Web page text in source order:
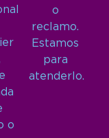
o
o
reclamo.
Estamos
para
atenderlo.